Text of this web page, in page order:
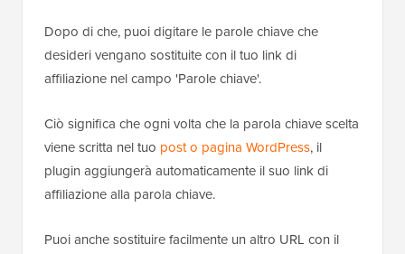
Dopo di che, puoi digitare le parole chiave che
desideri vengano sostituite con il tuo link di
affiliazione nel campo 'Parole chiave'.
Ciò significa che ogni volta che la parola chiave scelta
viene scritta nel tuo post o pagina WordPress, il
plugin aggiungerà automaticamente il suo link di
affiliazione alla parola chiave.
Puoi anche sostituire facilmente un altro URL con il